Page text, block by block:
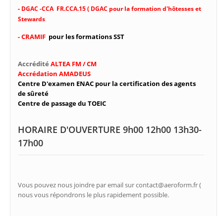
- DGAC -CCA FR.CCA.15 ( DGAC pour la formation d'hôtesses et
Stewards
- CRAMIF pour les formations SST
Accrédité ALTEA FM / CM
Accrédation AMADEUS
Centre D'examen ENAC pour la certification des agents
de sûreté
Centre de passage du TOEIC
HORAIRE D'OUVERTURE 9h00 12h00 13h30-
17h00
Vous pouvez nous joindre par email sur contact@aeroform.fr (
nous vous répondrons le plus rapidement possible.